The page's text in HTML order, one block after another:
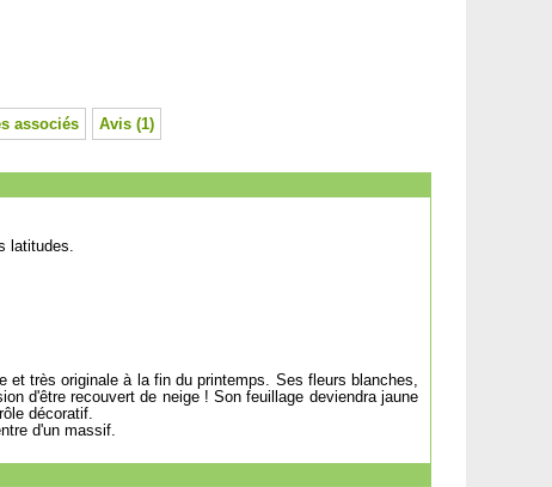
associés Avis (1)
latitudes.
et très originale à la fin du printemps. Ses fleurs blanches,
d'être recouvert de neige ! Son feuillage deviendra jaune
décoratif.
d'un massif.